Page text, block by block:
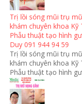
Trị lồi sóng mũi trụ
khám chuyên khoa Kỹ
Phẫu thuật tạo hình
Duy 091 944 94 59
Trị lồi sóng mũi trụ
khám chuyên khoa Kỹ
Phẫu thuật tạo hình